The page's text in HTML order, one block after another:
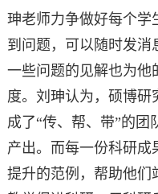
珅老师力争做好每个学
到问题，可以随时发消
一些问题的见解也为他
度。刘珅认为，硕博研
成了“传、帮、带”的团
产出。而每一份科研成
提升的范例，帮助他们